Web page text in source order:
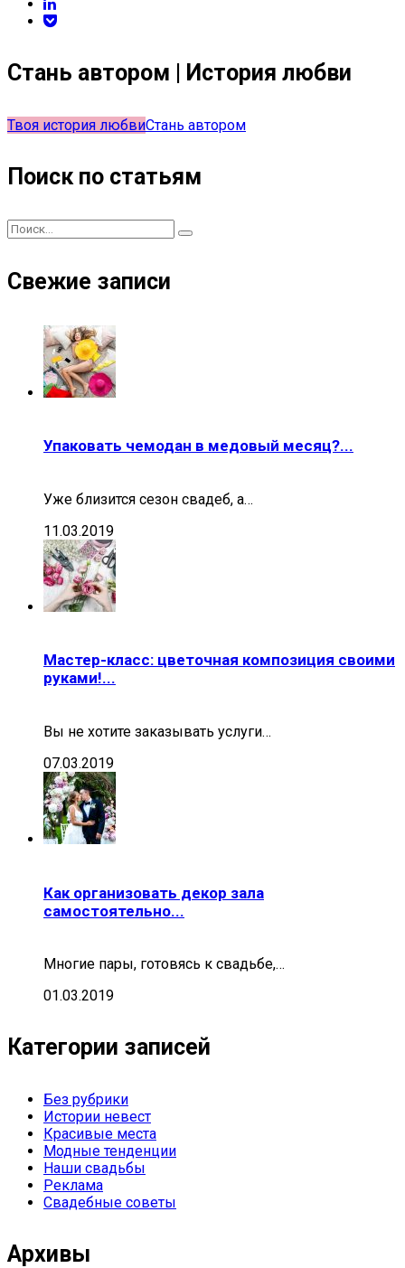
Стань автором | История любви
Твоя история любвиСтань автором
Поиск по статьям
Свежие записи
Упаковать чемодан в медовый месяц?...
Уже близится сезон свадеб, а…
11.03.2019
Мастер-класс: цветочная композиция своими
руками!...
Вы не хотите заказывать услуги…
07.03.2019
Как организовать декор зала
самостоятельно...
Многие пары, готовясь к свадьбе,…
01.03.2019
Категории записей
Без рубрики
Истории невест
Красивые места
Модные тенденции
Наши свадьбы
Реклама
Свадебные советы
Архивы